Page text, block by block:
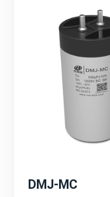
宸瑞科技积极响应全
动绿色能源的发展。
为客户提供更加环保
贡献一份力量。
深圳PCIM展会的成
展示自身实力和品牌
展注入了新的活力和
机，不断创新进取，
DMJ-MC